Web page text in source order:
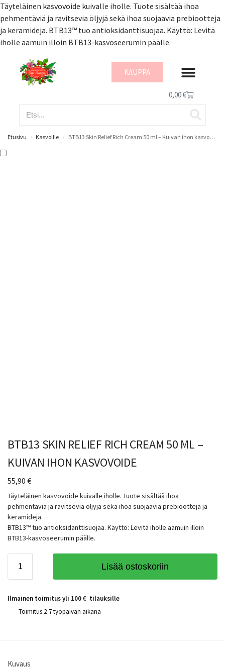
Täyteläinen kasvovoide kuivalle iholle. Tuote sisältää ihoa
pehmentäviä ja ravitsevia öljyjä sekä ihoa suojaavia prebiootteja
ja keramideja. BTB13™ tuo antioksidanttisuojaa. Käyttö: Levitä
iholle aamuin illoin BTB13-kasvoseerumin päälle.
KAUPPA
0,00€
Etusivu / Kasvoille / BTB13 Skin Relief Rich Cream 50 ml – Kuivan ihon kasvovoide
BTB13 SKIN RELIEF RICH CREAM 50 ML –
KUIVAN IHON KASVOVOIDE
55,90 €
Täyteläinen kasvovoide kuivalle iholle. Tuote sisältää ihoa
pehmentäviä ja ravitsevia öljyjä sekä ihoa suojaavia prebiootteja ja
keramideja.
BTB13™ tuo antioksidanttisuojaa. Käyttö: Levitä iholle aamuin illoin
BTB13-kasvoseerumin päälle.
Lisää ostoskoriin
Ilmainen toimitus yli 100 € tilauksille
Toimitus 2-7 työpäivän aikana
Kuvaus